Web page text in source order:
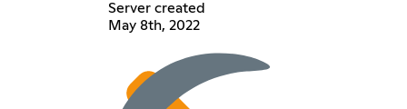
Server created
May 8th, 2022